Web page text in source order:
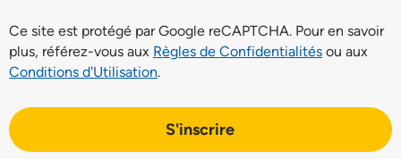
Ce site est protégé par Google reCAPTCHA. Pour en savoir
plus, référez-vous aux Règles de Confidentialités ou aux
Conditions d'Utilisation.
S'inscrire